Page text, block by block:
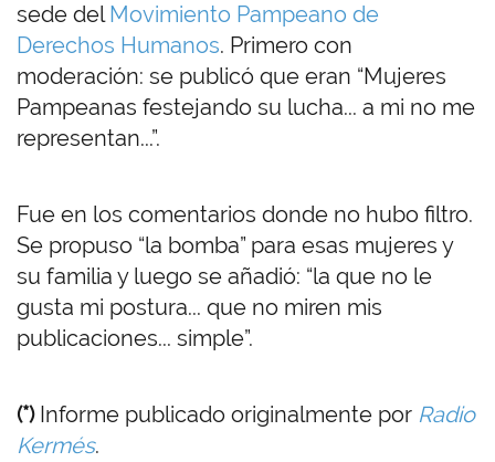
sede delMovimiento Pampeano de
Derechos Humanos. Primero con
moderación: se publicó que eran “Mujeres
Pampeanas festejando su lucha... a mi no me
representan...”.
Fue en los comentarios donde no hubo filtro.
Se propuso “la bomba” para esas mujeres y
su familia y luego se añadió: “la que no le
gusta mi postura... que no miren mis
publicaciones... simple”.
(*) Informe publicado originalmente por Radio
Kermés.